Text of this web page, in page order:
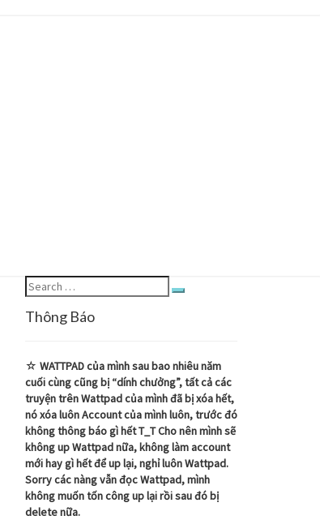
Search
for:
Search
Thông Báo
☆ WATTPAD của mình sau bao nhiêu năm
cuối cùng cũng bị “dính chưởng”, tất cả các
truyện trên Wattpad của mình đã bị xóa hết,
nó xóa luôn Account của mình luôn, trước đó
không thông báo gì hết T_T Cho nên mình sẽ
không up Wattpad nữa, không làm account
mới hay gì hết để up lại, nghỉ luôn Wattpad.
Sorry các nàng vẫn đọc Wattpad, mình
không muốn tốn công up lại rồi sau đó bị
delete nữa.